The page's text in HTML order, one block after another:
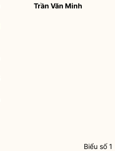
Trần Văn Minh
Biểu số 1